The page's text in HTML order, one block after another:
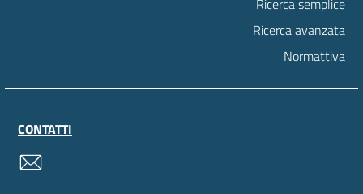
Ricerca semplice
Ricerca avanzata
Normattiva
CONTATTI